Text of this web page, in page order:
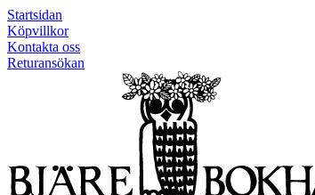
Startsidan
Köpvillkor
Kontakta oss
Returansökan